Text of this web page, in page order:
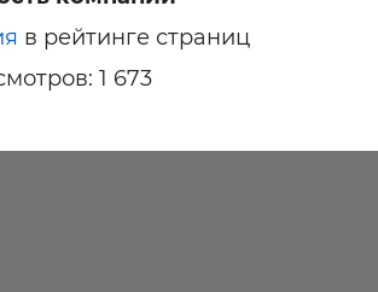
в рейтинге страниц
1 673